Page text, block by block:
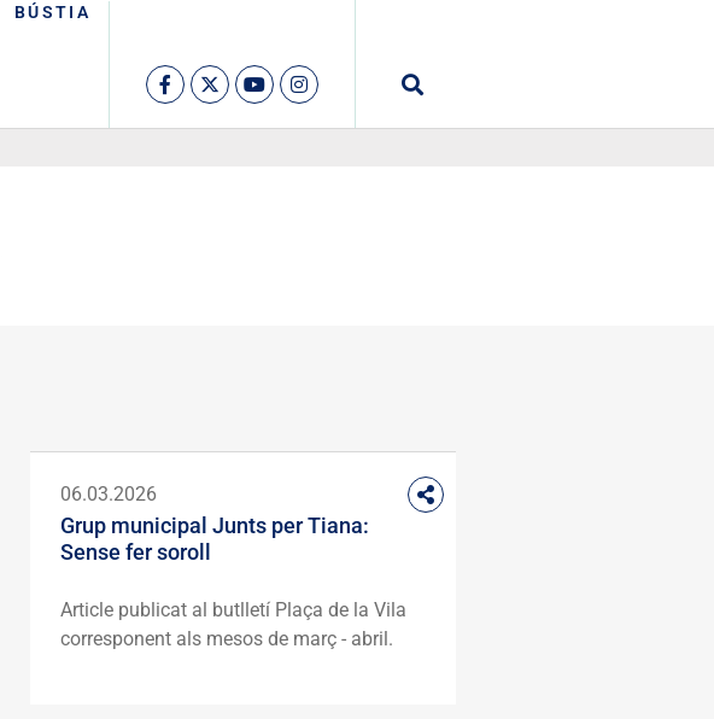
BÚSTIA
06.03.2026
Grup municipal Junts per Tiana:
Sense fer soroll
Article publicat al butlletí Plaça de la Vila
corresponent als mesos de març - abril.